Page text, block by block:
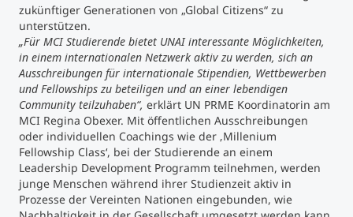
zukünftiger Generationen von „Global Citizens“ zu
unterstützen.
„Für MCI Studierende bietet UNAI interessante Möglichkeiten,
in einem internationalen Netzwerk aktiv zu werden, sich an
Ausschreibungen für internationale Stipendien, Wettbewerben
und Fellowships zu beteiligen und an einer lebendigen
Community teilzuhaben“, erklärt UN PRME Koordinatorin am
MCI Regina Obexer. Mit öffentlichen Ausschreibungen
oder individuellen Coachings wie der ‚Millenium
Fellowship Class‘, bei der Studierende an einem
Leadership Development Programm teilnehmen, werden
junge Menschen während ihrer Studienzeit aktiv in
Prozesse der Vereinten Nationen eingebunden, wie